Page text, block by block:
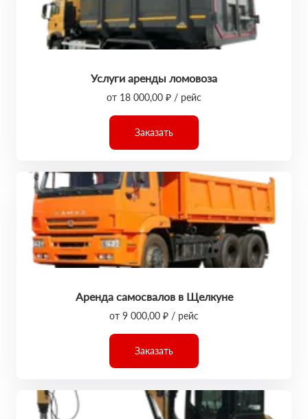
Услуги аренды ломовоза
от 18 000,00 ₽ / рейс
Заказать
Аренда самосвалов в Щелкуне
от 9 000,00 ₽ / рейс
Заказать